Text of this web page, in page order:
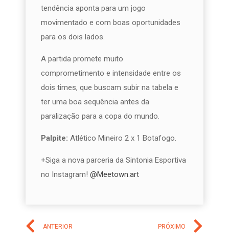
tendência aponta para um jogo
movimentado e com boas oportunidades
para os dois lados.
A partida promete muito
comprometimento e intensidade entre os
dois times, que buscam subir na tabela e
ter uma boa sequência antes da
paralização para a copa do mundo.
Palpite: Atlético Mineiro 2 x 1 Botafogo.
+Siga a nova parceria da Sintonia Esportiva
no Instagram! @Meetown.art
ANTERIOR PRÓXIMO